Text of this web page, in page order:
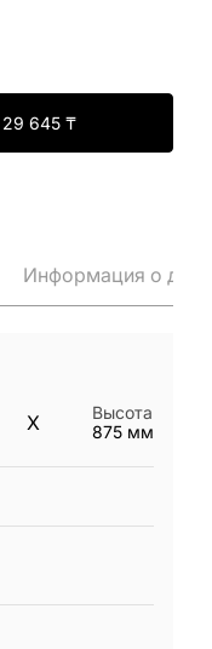
29 645₸
Информация о
X
Высота
875 мм